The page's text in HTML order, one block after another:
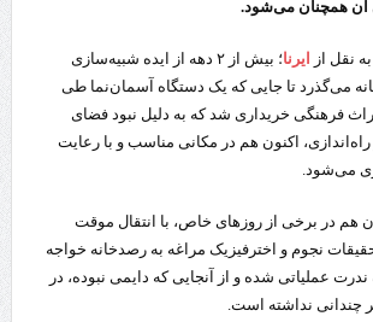
آن همچنان می‌شود.
نقل از ایرنا
؛ بیش از ۲ دهه از ایده شبیه‌سازی
می‌گذرد تا جایی که یک دستگاه آسمان‌نما طی
میراث فرهنگی خریداری شد که به دلیل نبود فضای
اکنون هم در مکانی مناسب و با رعایت
می‌شود.
هم در برخی از روزهای خاص، با انتقال موقت
نجوم و اخترفیزیک مراغه به رصدخانه خواجه
عملیاتی شده و از آنجایی که دایمی نبوده، در
چندانی نداشته است.